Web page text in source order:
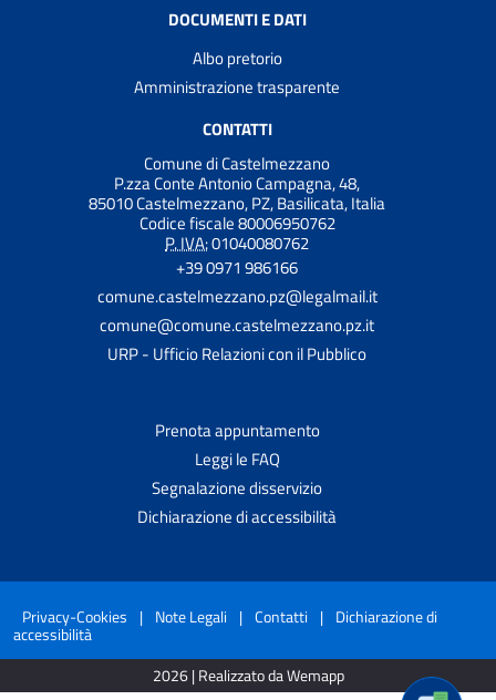
DOCUMENTI E DATI
Albo pretorio
Amministrazione trasparente
CONTATTI
Comune di Castelmezzano
P.zza Conte Antonio Campagna, 48,
85010 Castelmezzano, PZ, Basilicata, Italia
Codice fiscale 80006950762
P. IVA:01040080762
+39 0971 986166
comune.castelmezzano.pz@legalmail.it
comune@comune.castelmezzano.pz.it
URP - Ufficio Relazioni con il Pubblico
Prenota appuntamento
Leggi le FAQ
Segnalazione disservizio
Dichiarazione di accessibilità
Privacy-Cookies | Note Legali | Contatti | Dichiarazione di
accessibilità
2026 | Realizzato da Wemapp